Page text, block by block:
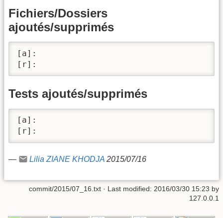
Fichiers/Dossiers
ajoutés/supprimés
[a]:
[r]:
Tests ajoutés/supprimés
[a]:
[r]:
— Lilia ZIANE KHODJA 2015/07/16
commit/2015/07_16.txt · Last modified: 2016/03/30 15:23 by
127.0.0.1